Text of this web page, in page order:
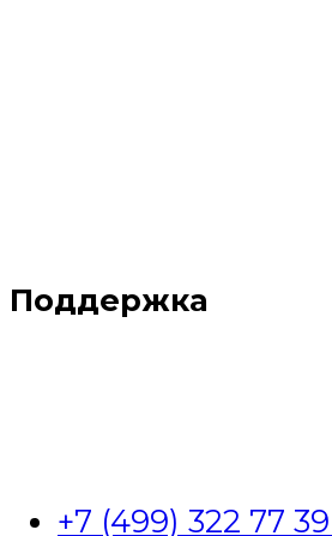
Поддержка
+7 (499) 322 77 39